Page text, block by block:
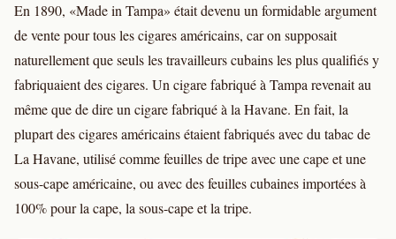
En 1890, «Made in Tampa» était devenu un formidable argument
de vente pour tous les cigares américains, car on supposait
naturellement que seuls les travailleurs cubains les plus qualifiés y
fabriquaient des cigares. Un cigare fabriqué à Tampa revenait au
même que de dire un cigare fabriqué à la Havane. En fait, la
plupart des cigares américains étaient fabriqués avec du tabac de
La Havane, utilisé comme feuilles de tripe avec une cape et une
sous-cape américaine, ou avec des feuilles cubaines importées à
100% pour la cape, la sous-cape et la tripe.